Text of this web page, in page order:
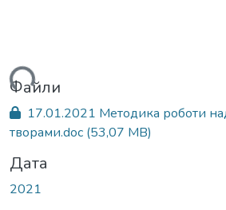
Файли
17.01.2021 Методика роботи
творами.doc (53,07 MB)
Дата
2021